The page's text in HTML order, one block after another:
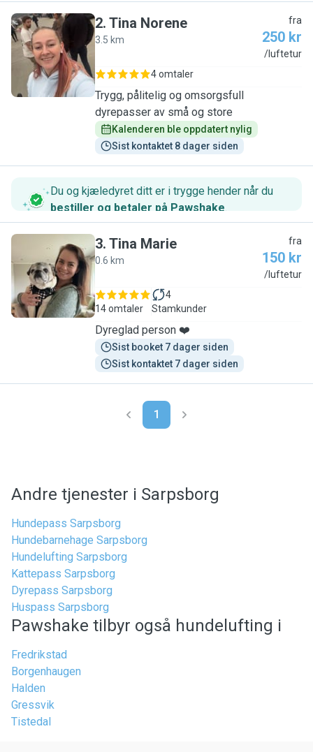
T
2. Tina Norene
3.5 km
fra
250 kr
/luftetur
4 omtaler
Trygg, pålitelig og omsorgsfull
dyrepasser av små og store
Kalenderen ble oppdatert nylig
Sist kontaktet 8 dager siden
Du og kjæledyret ditt er i trygge hender når du
bestiller og betaler på Pawshake.
T
3. Tina Marie
0.6 km
fra
150 kr
/luftetur
14 omtaler
4
Stamkunder
Dyreglad person ❤️
Sist booket 7 dager siden
Sist kontaktet 7 dager siden
1
Andre tjenester i Sarpsborg
Hundepass Sarpsborg
Hundebarnehage Sarpsborg
Hundelufting Sarpsborg
Kattepass Sarpsborg
Dyrepass Sarpsborg
Huspass Sarpsborg
Pawshake tilbyr også hundelufting i
Fredrikstad
Borgenhaugen
Halden
Gressvik
Tistedal